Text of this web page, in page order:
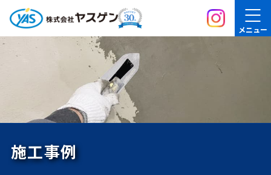
メニュー
施工事例